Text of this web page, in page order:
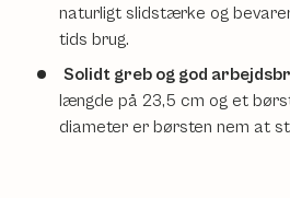
naturligt slidstærke og
tids brug.
Solidt greb og god
længde på 23,5 cm og et
diameter er børsten nem at